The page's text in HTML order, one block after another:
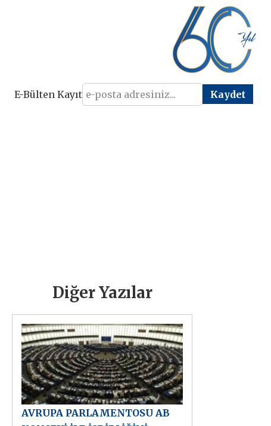
E-Bülten Kayıt
Diğer Yazılar
AVRUPA PARLAMENTOSU AB